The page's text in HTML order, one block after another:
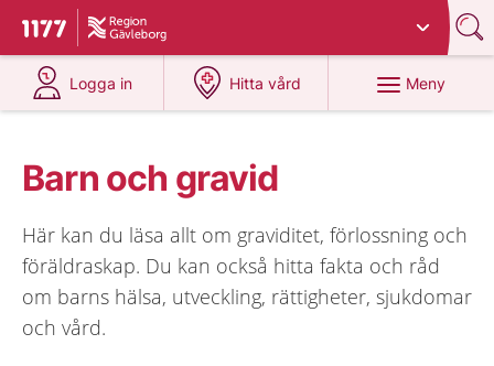
Till startsidan för 1177
Du har valt region
Logga in
på 1177.se
Hitta vård
på 1177.se
Meny
Barn och gravid
Här kan du läsa allt om graviditet, förlossning och
föräldraskap. Du kan också hitta fakta och råd
om barns hälsa, utveckling, rättigheter, sjukdomar
och vård.